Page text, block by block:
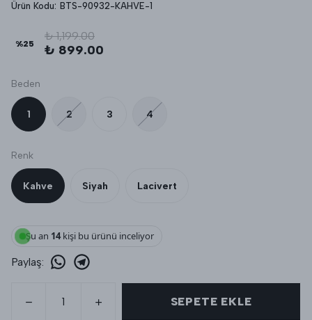
Ürün Kodu: BTS-90932-KAHVE-1
%25
₺ 1,199.00
₺ 899.00
Beden
1 2 3 4
Renk
Kahve Siyah Lacivert
Şu an 14kişi bu ürünü inceliyor
Paylaş:
SEPETE EKLE